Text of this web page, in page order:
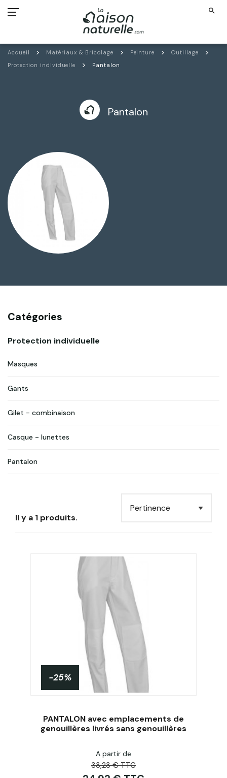
search
Accueil Matériaux & Bricolage Peinture
Outillage
Protection individuelle
Pantalon
Pantalon
Catégories
Protection individuelle
Masques
Gants
Gilet - combinaison
Casque - lunettes
Pantalon
Il y a 1 produits.
Acheter
-25%
PANTALON avec emplacements de
genouillères livrés sans genouillères
A partir de
33,23 € TTC